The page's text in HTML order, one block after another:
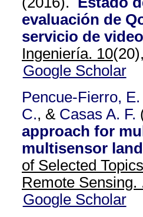
evaluación de
servicio de
Ingeniería. 10(20),
Google Scholar
Pencue-Fierro, E.
C., & Casas A. F.
approach for
multisensor
of Selected
Remote Sensing.
Google Scholar